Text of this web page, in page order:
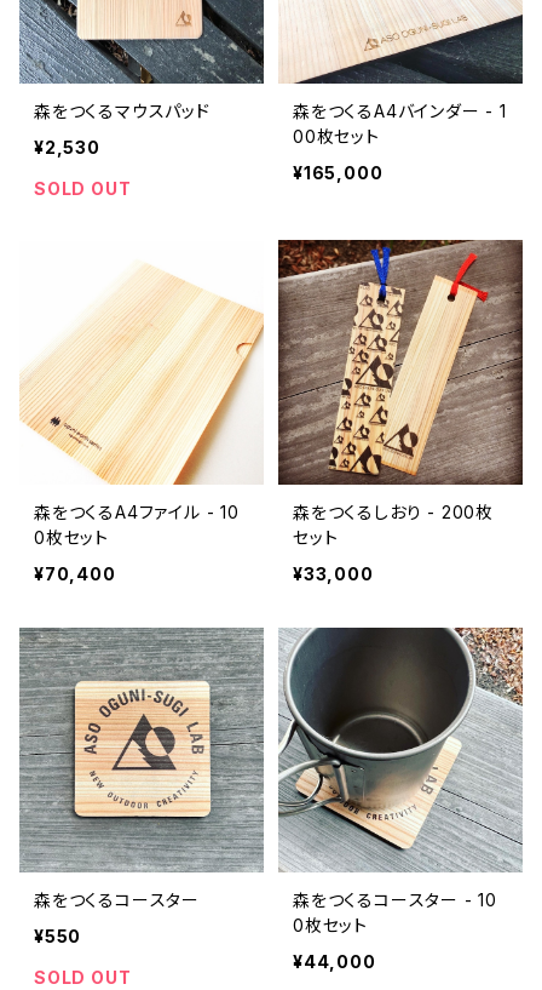
森をつくるマウスパッド
¥2,530
SOLD OUT
森をつくるA4バインダー - 1
00枚セット
¥165,000
森をつくるA4ファイル - 10
0枚セット
¥70,400
森をつくるしおり - 200枚
セット
¥33,000
森をつくるコースター
¥550
SOLD OUT
森をつくるコースター - 10
0枚セット
¥44,000